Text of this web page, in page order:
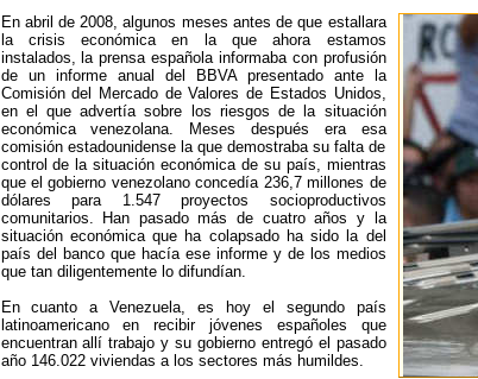
En abril de 2008, algunos meses antes de que estallara
la crisis económica en la que ahora estamos
instalados, la prensa española informaba con profusión
de un informe anual del BBVA presentado ante la
Comisión del Mercado de Valores de Estados Unidos,
en el que advertía sobre los riesgos de la situación
económica venezolana. Meses después era esa
comisión estadounidense la que demostraba su falta de
control de la situación económica de su país, mientras
que el gobierno venezolano concedía 236,7 millones de
dólares para 1.547 proyectos socioproductivos
comunitarios. Han pasado más de cuatro años y la
situación económica que ha colapsado ha sido la del
país del banco que hacía ese informe y de los medios
que tan diligentemente lo difundían.
En cuanto a Venezuela, es hoy el segundo país
latinoamericano en recibir jóvenes españoles que
encuentran allí trabajo y su gobierno entregó el pasado
año 146.022 viviendas a los sectores más humildes.